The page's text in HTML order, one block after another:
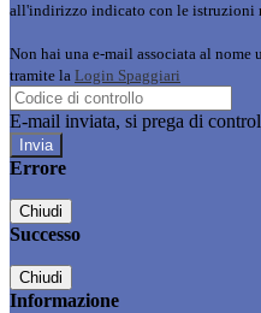
all'indirizzo indicato con le istruzioni
Non hai una e-mail associata al nome
tramite la Login Spaggiari
E-mail inviata, si prega di
Errore
Chiudi
Successo
Chiudi
Informazione